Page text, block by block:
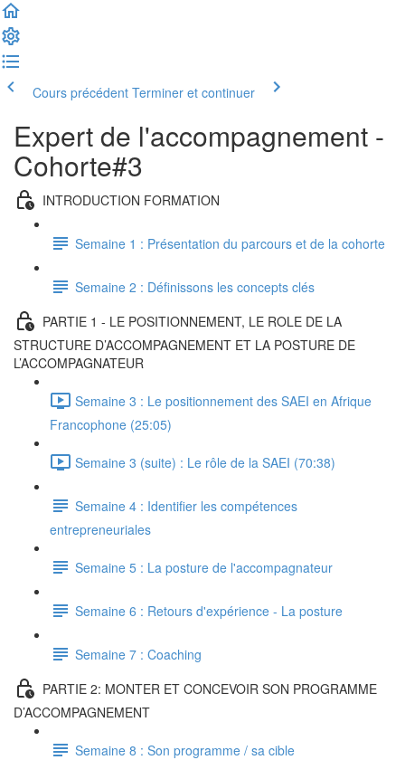
Cours précédent Terminer et continuer
Expert de l'accompagnement -
Cohorte#3
INTRODUCTION FORMATION
Semaine 1 : Présentation du parcours et de la cohorte
Semaine 2 : Définissons les concepts clés
PARTIE 1 - LE POSITIONNEMENT, LE ROLE DE LA
STRUCTURE D’ACCOMPAGNEMENT ET LA POSTURE DE
L’ACCOMPAGNATEUR
Semaine 3 : Le positionnement des SAEI en Afrique
Francophone (25:05)
Semaine 3 (suite) : Le rôle de la SAEI (70:38)
Semaine 4 : Identifier les compétences
entrepreneuriales
Semaine 5 : La posture de l'accompagnateur
Semaine 6 : Retours d'expérience - La posture
Semaine 7 : Coaching
PARTIE 2: MONTER ET CONCEVOIR SON PROGRAMME
D’ACCOMPAGNEMENT
Semaine 8 : Son programme / sa cible